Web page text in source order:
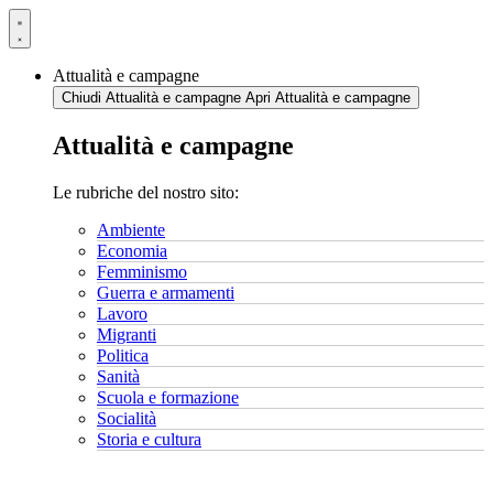
Vai
al
Attualità e campagne
Chiudi Attualità e campagne Apri Attualità e campagne
Attualità e campagne
Le rubriche del nostro sito:
Ambiente
Economia
Femminismo
Guerra e armamenti
Lavoro
Migranti
Politica
Sanità
Scuola e formazione
Socialità
Storia e cultura